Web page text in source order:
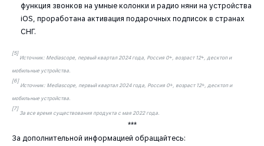
функция звонков на умные колонки и радио няни на устройства
iOS, проработана активация подарочных подписок в странах
СНГ.
[5]
Источник: Mediascope, первый квартал 2024 года, Россия 0+, возраст 12+, десктоп и
мобильные устройства.
[6]
Источник: Mediascope, первый квартал 2024 года, Россия 0+, возраст 12+, десктоп и
мобильные устройства.
[7]
За все время существования продукта с мая 2022 года.
***
За дополнительной информацией обращайтесь: